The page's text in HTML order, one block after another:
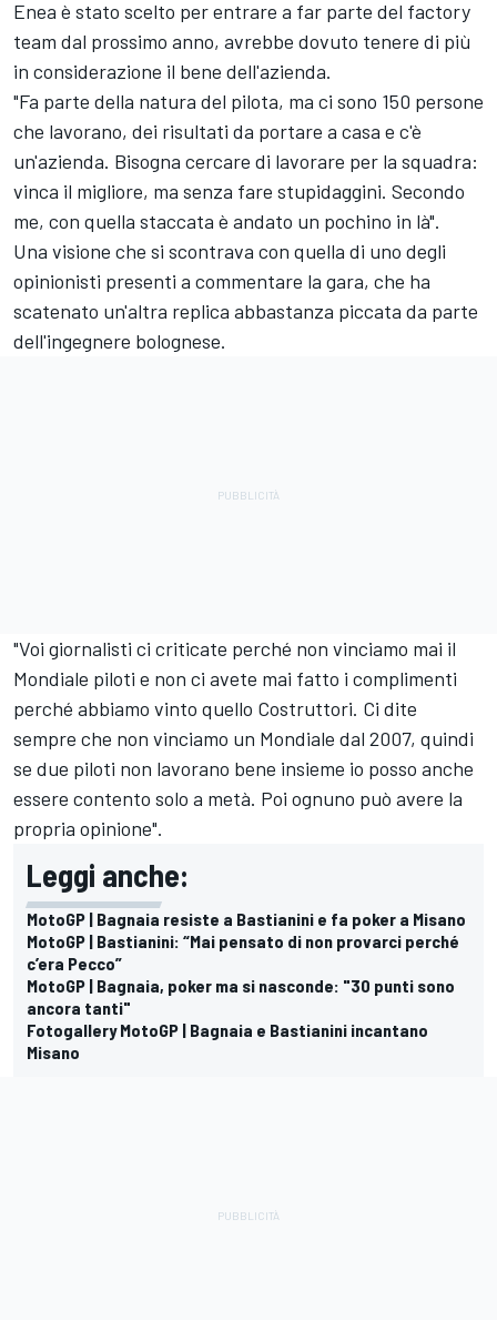
Enea è stato scelto per entrare a far parte del factory
team dal prossimo anno, avrebbe dovuto tenere di più
in considerazione il bene dell'azienda.
"Fa parte della natura del pilota, ma ci sono 150 persone
che lavorano, dei risultati da portare a casa e c'è
un'azienda. Bisogna cercare di lavorare per la squadra:
vinca il migliore, ma senza fare stupidaggini. Secondo
me, con quella staccata è andato un pochino in là".
Una visione che si scontrava con quella di uno degli
opinionisti presenti a commentare la gara, che ha
scatenato un'altra replica abbastanza piccata da parte
dell'ingegnere bolognese.
"Voi giornalisti ci criticate perché non vinciamo mai il
Mondiale piloti e non ci avete mai fatto i complimenti
perché abbiamo vinto quello Costruttori. Ci dite
sempre che non vinciamo un Mondiale dal 2007, quindi
se due piloti non lavorano bene insieme io posso anche
essere contento solo a metà. Poi ognuno può avere la
propria opinione".
Leggi anche:
MotoGP | Bagnaia resiste a Bastianini e fa poker a Misano
MotoGP | Bastianini: “Mai pensato di non provarci perché
c’era Pecco”
MotoGP | Bagnaia, poker ma si nasconde: "30 punti sono
ancora tanti"
Fotogallery MotoGP | Bagnaia e Bastianini incantano
Misano